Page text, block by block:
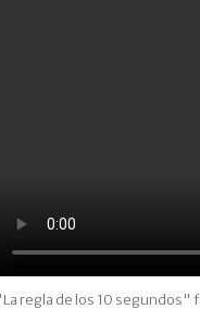
regla de los 10 segundos"